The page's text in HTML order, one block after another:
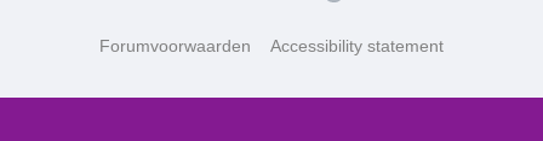
Forumvoorwaarden Accessibility statement